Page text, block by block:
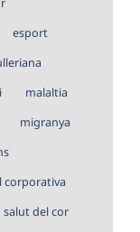
esport
malaltia
migranya
corporativa
salut del cor